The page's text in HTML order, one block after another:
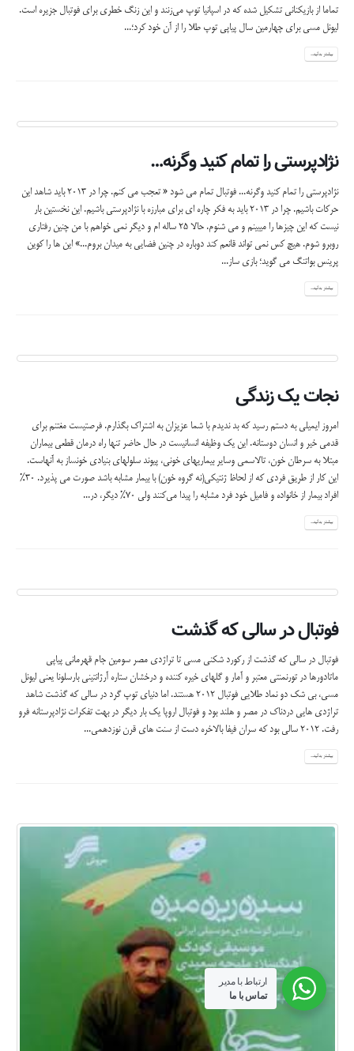
تماما از بازيكناني تشكيل شده كه در اسپانيا توپ مي‌زنند و اين زنگ خطري براي فوتبال جزيره است.
ليونل مسي براي چهارمين سال پياپي توپ طلا را از آن خود كرد؛...
بیشتر بدانید...
نژادپرستی را تمام کنید وگرنه…
نژادپرستی را تمام کنید وگرنه... فوتبال تمام می شود « تعجب می کنم. چرا در 2013 باید شاهد این
حرکات باشیم. چرا در 2013 باید به فکر چاره ای برای مبارزه با نژادپرستی باشیم. این نخستین بار
نیست که این چیزها را میبینم و می شنوم. حالا 25 ساله ام و دیگر نمی خواهم با من چنین رفتاری
روبرو شوم. هیچ کس نمی تواند قانعم کند دوباره در چنین فضایی به میدان بروم...» این ها را کوین
پرینس بواتنگ می گوید؛ بازی ساز...
بیشتر بدانید...
نجات یک زندگی
امروز ایمیلی به دستم رسید که بد ندیدم با شما عزیزان به اشتراک بگذارم. فرصتیست مغتنم برای
قدمی خیر و انسان دوستانه. این یک وظیفه انسانیست در حال حاضر تنها راه درمان قطعی بیماران
مبتلا به سرطان خون، تالاسمی وسایر بیماریهای خونی، پیوند سلولهای بنیادی خونساز به آنهاست.
این كار از طریق فردی که از لحاظ ژنتیکی(نه گروه خون) با بیمار مشابه باشد صورت می پذیرد. 30%
افراد بیمار از خانواده و فامیل خود فرد مشابه را پیدا می‌کنند ولی 70% دیگر، در...
بیشتر بدانید...
فوتبال در سالی که گذشت
فوتبال در سالی که گذشت از رکورد شکنی مسی تا تراژدی مصر سومین جام قهرمانی پیاپی
ماتادورها در تورنمنتی معتبر و آمار و گلهای خیره کننده و درخشان ستاره آرژانتینی بارسلونا یعنی لیونل
مسی، بی شک دو نماد طلایی فوتبال 2012 هستند. اما دنیای توپ گرد در سالی که گذشت شاهد
تراژدی هایی دردناک در مصر و هلند بود و فوتبال اروپا یک بار دیگر در بهت تفکرات نژادپرستانه فرو
رفت. 2012 سالی بود که سران فیفا بالاخره دست از سنت های قرن نوزدهمی...
بیشتر بدانید...
تمامی حقوق این وبسایت متعلق به وبسایت رسمی خاندان مجدی می باشد
ارتباط با مدیر
تماس با ما